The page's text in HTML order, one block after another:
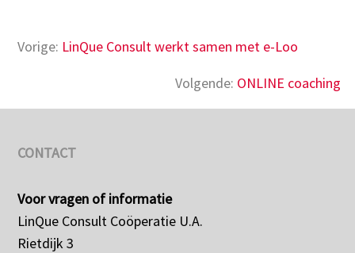
Vorige: LinQue Consult werkt samen met e-Loo
Volgende: ONLINE coaching
CONTACT
Voor vragen of informatie
LinQue Consult Coöperatie U.A.
Rietdijk 3